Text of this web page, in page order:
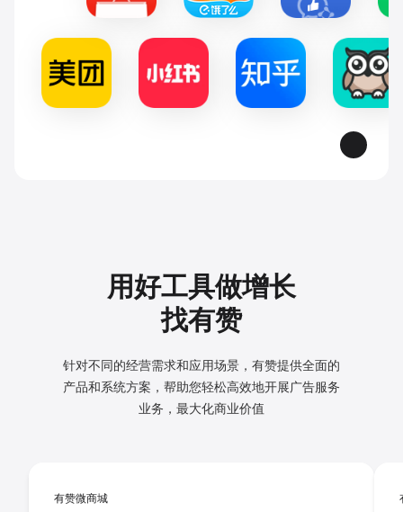
用好工具做增长
找有赞
针对不同的经营需求和应用场景，有赞提供全面的
产品和系统方案， 帮助您轻松高效地开展广告服务
业务，最大化商业价值
有赞微商城